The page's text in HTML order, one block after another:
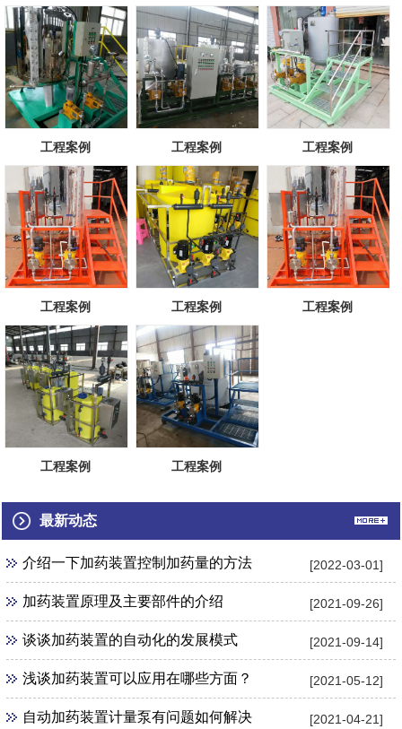
工程案例 工程案例 工程案例
工程案例 工程案例 工程案例
工程案例 工程案例
最新动态
[2022-03-01]
介绍一下加药装置控制加药量的方法
[2021-09-26]
加药装置原理及主要部件的介绍
[2021-09-14]
谈谈加药装置的自动化的发展模式
[2021-05-12]
浅谈加药装置可以应用在哪些方面？
[2021-04-21]
自动加药装置计量泵有问题如何解决